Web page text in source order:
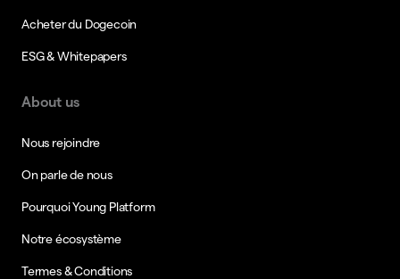
Acheter du Dogecoin
ESG & Whitepapers
About us
Nous rejoindre
On parle de nous
Pourquoi Young Platform
Notre écosystème
Termes & Conditions